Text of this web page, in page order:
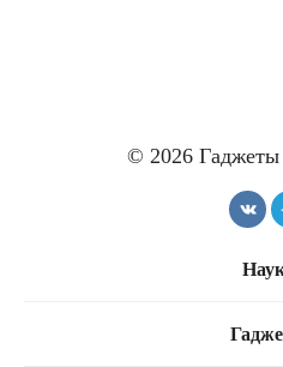
© 2026 Гаджеты